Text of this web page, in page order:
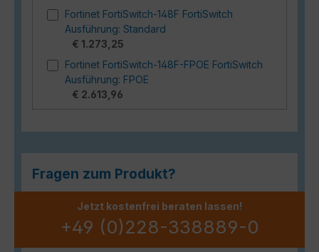
Fortinet FortiSwitch-148F FortiSwitch
Ausführung: Standard
€ 1.273,25
Fortinet FortiSwitch-148F-FPOE FortiSwitch
Ausführung: FPOE
€ 2.613,96
Fragen zum Produkt?
Jetzt kostenfrei beraten lassen!
+49 (0)228-338889-0